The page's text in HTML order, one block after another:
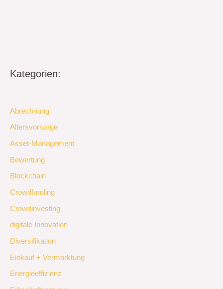
Kategorien:
Abrechnung
Altersvorsorge
Asset-Management
Bewertung
Blockchain
Crowdfunding
Crowdinvesting
digitale Innovation
Diversifikation
Einkauf + Vermarktung
Energieeffizienz